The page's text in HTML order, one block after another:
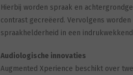
Hierbij worden spraak en
contrast gecreëerd. Vervolgens
spraakhelderheid in een
Audiologische innovaties
Augmented Xperience beschikt over